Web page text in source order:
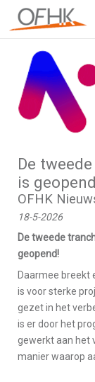
Ondernemers
Home
De
is geopend
OFHK
18-5-2026
De tweede
geopend!
Daarmee breekt
is voor sterke
gezet in het
is er door het
gewerkt aan het
manier waarop